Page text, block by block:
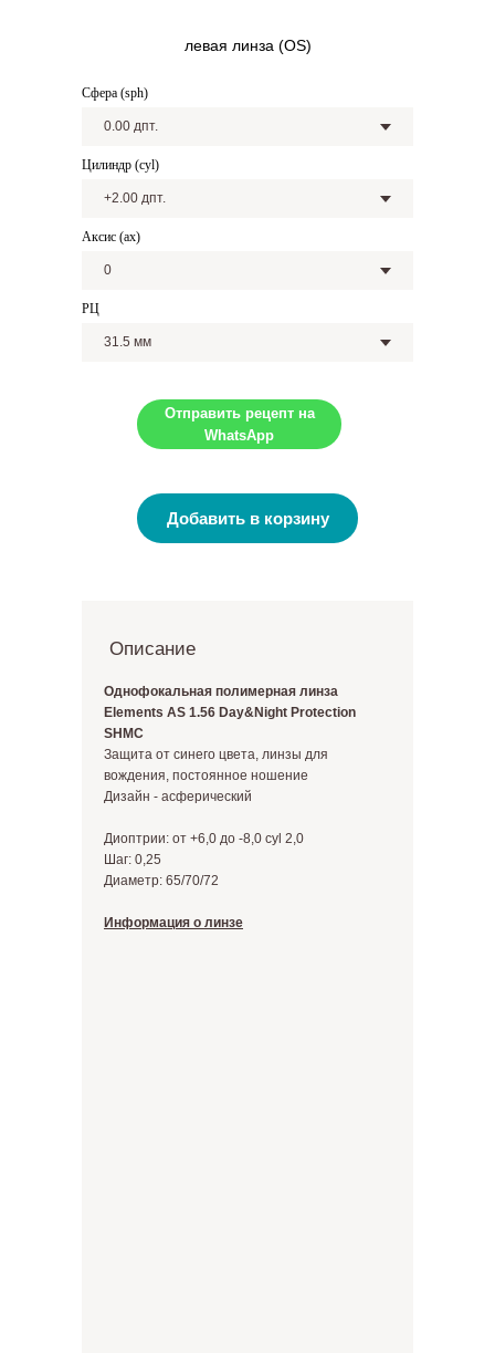
Однофокальная полимерная линза
Elements AS 1.56 Day&Night Protection
SHMC
Защита от синего цвета, линзы для
вождения, постоянное ношение
Дизайн - аcферический
Диоптрии: от +6,0 до -8,0 cyl 2,0
Шаг: 0,25
Диаметр: 65/70/72
Информация о линзе
Описание
левая линза (OS)
Сфера (sph)
Цилиндр (cyl)
Аксис (ax)
РЦ
Добавить в корзину
Отправить рецепт на
WhatsApp